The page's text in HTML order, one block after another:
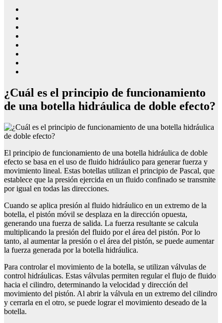
¿Cuál es el principio de funcionamiento
de una botella hidráulica de doble efecto?
El principio de funcionamiento de una botella hidráulica de doble
efecto se basa en el uso de fluido hidráulico para generar fuerza y
movimiento lineal. Estas botellas utilizan el principio de Pascal, que
establece que la presión ejercida en un fluido confinado se transmite
por igual en todas las direcciones.
Cuando se aplica presión al fluido hidráulico en un extremo de la
botella, el pistón móvil se desplaza en la dirección opuesta,
generando una fuerza de salida. La fuerza resultante se calcula
multiplicando la presión del fluido por el área del pistón. Por lo
tanto, al aumentar la presión o el área del pistón, se puede aumentar
la fuerza generada por la botella hidráulica.
Para controlar el movimiento de la botella, se utilizan válvulas de
control hidráulicas. Estas válvulas permiten regular el flujo de fluido
hacia el cilindro, determinando la velocidad y dirección del
movimiento del pistón. Al abrir la válvula en un extremo del cilindro
y cerrarla en el otro, se puede lograr el movimiento deseado de la
botella.